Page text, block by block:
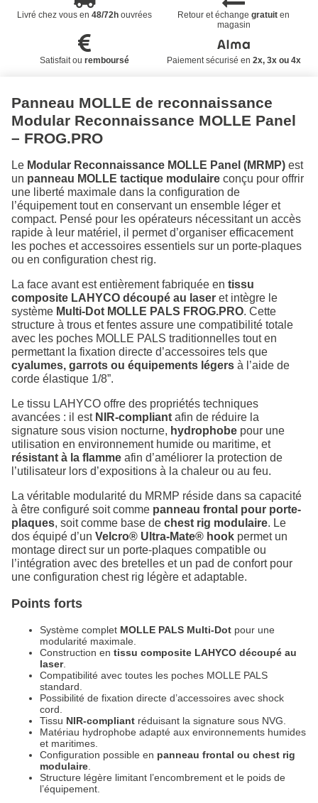
Livré chez vous en 48/72houvrées Retour et échangegratuit en
magasin
Satisfait ou remboursé Paiement sécurisé en 2x, 3x ou 4x
Panneau MOLLE de reconnaissance
Modular Reconnaissance MOLLE Panel
– FROG.PRO
Le Modular Reconnaissance MOLLE Panel (MRMP) est
un panneau MOLLE tactique modulaire conçu pour offrir
une liberté maximale dans la configuration de
l’équipement tout en conservant un ensemble léger et
compact. Pensé pour les opérateurs nécessitant un accès
rapide à leur matériel, il permet d’organiser efficacement
les poches et accessoires essentiels sur un porte-plaques
ou en configuration chest rig.
La face avant est entièrement fabriquée en tissu
composite LAHYCO découpé au laser et intègre le
système Multi-Dot MOLLE PALS FROG.PRO. Cette
structure à trous et fentes assure une compatibilité totale
avec les poches MOLLE PALS traditionnelles tout en
permettant la fixation directe d’accessoires tels que
cyalumes, garrots ou équipements légers à l’aide de
corde élastique 1/8”.
Le tissu LAHYCO offre des propriétés techniques
avancées : il est NIR-compliant afin de réduire la
signature sous vision nocturne, hydrophobe pour une
utilisation en environnement humide ou maritime, et
résistant à la flamme afin d’améliorer la protection de
l’utilisateur lors d’expositions à la chaleur ou au feu.
La véritable modularité du MRMP réside dans sa capacité
à être configuré soit comme panneau frontal pour porte-
plaques, soit comme base de chest rig modulaire. Le
dos équipé d’un Velcro® Ultra-Mate® hook permet un
montage direct sur un porte-plaques compatible ou
l’intégration avec des bretelles et un pad de confort pour
une configuration chest rig légère et adaptable.
Points forts
Système complet MOLLE PALS Multi-Dot pour une
modularité maximale.
Construction en tissu composite LAHYCO découpé au
laser.
Compatibilité avec toutes les poches MOLLE PALS
standard.
Possibilité de fixation directe d’accessoires avec shock
cord.
Tissu NIR-compliant réduisant la signature sous NVG.
Matériau hydrophobe adapté aux environnements humides
et maritimes.
Configuration possible en panneau frontal ou chest rig
modulaire.
Structure légère limitant l’encombrement et le poids de
l’équipement.